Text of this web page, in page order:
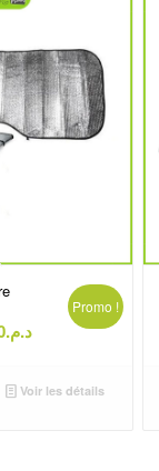
د.م.Le
actuel
Promo !
Voir les détails